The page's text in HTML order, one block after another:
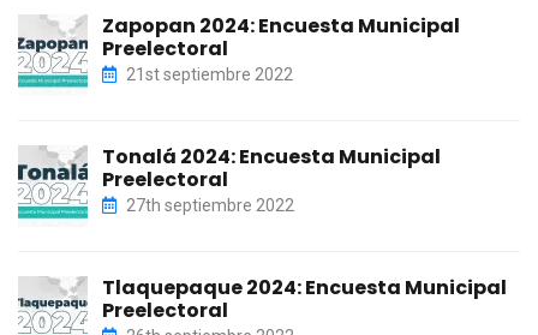
Zapopan 2024: Encuesta Municipal
Preelectoral
21st septiembre 2022
Tonalá 2024: Encuesta Municipal
Preelectoral
27th septiembre 2022
Tlaquepaque 2024: Encuesta Municipal
Preelectoral